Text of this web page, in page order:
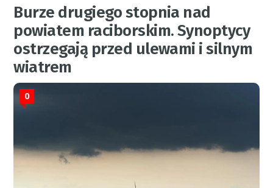
Burze drugiego stopnia nad
powiatem raciborskim. Synoptycy
ostrzegają przed ulewami i silnym
wiatrem
0